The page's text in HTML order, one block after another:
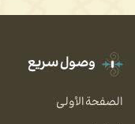
وصول سريع
الصفحة الأولى